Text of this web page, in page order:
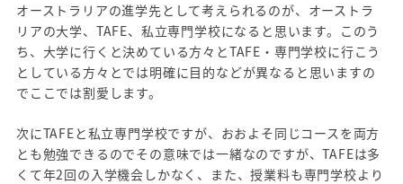
オーストラリアの進学先として考えられるのが、オーストラ
リアの大学、TAFE、私立専門学校になると思います。このう
ち、大学に行くと決めている方々とTAFE・専門学校に行こう
としている方々とでは明確に目的などが異なると思いますの
でここでは割愛します。
次にTAFEと私立専門学校ですが、おおよそ同じコースを両方
とも勉強できるのでその意味では一緒なのですが、TAFEは多
くて年2回の入学機会しかなく、また、授業料も専門学校より